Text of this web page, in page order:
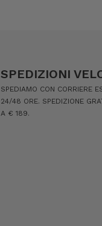
SPEDIZIONI
SPEDIAMO CON CORRIERE
24/48 ORE. SPEDIZIONE
A € 189.